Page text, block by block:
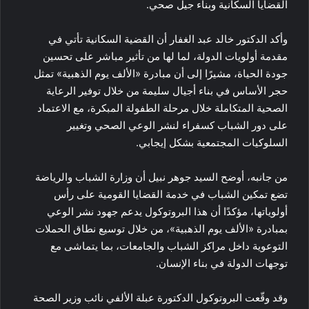
القضايا السكانية وبناء جيل صحي.
وأكد الدكتور خالد عبد الغفار أن القضية السكانية تأتي في
مقدمة أولويات الدولة، لما لها من تأثير مباشر على تحسين
جودة الحياة، مشيرًا إلى أن مبادرة «الألف يوم الذهبية» تمثل
حجر الأساس في بناء أجيال سليمة من خلال توفير الرعاية
الصحية المتكاملة خلال مرحلة الطفولة المبكرة، مع الاعتماد
على دور الشباب كسفراء لنشر الوعي الصحي وتغيير
السلوكيات المجتمعية بشكل إيجابي.
من جانبه، أوضح السيد جوهر نبيل أن وزارة الشباب والرياضة
تضع تمكين الشباب في خدمة القضايا القومية على رأس
أولوياتها، مؤكدًا أن هذا البروتوكول يدعم جهود نشر الوعي
بمبادرة «الألف يوم الذهبية»، من خلال توسيع نطاق الحملات
التوعوية داخل مراكز الشباب والجامعات، بما يتماشى مع
توجهات الدولة في بناء الإنسان.
وقد وقّعت البروتوكول الدكتورة عبلة الألفي نائب وزير الصحة